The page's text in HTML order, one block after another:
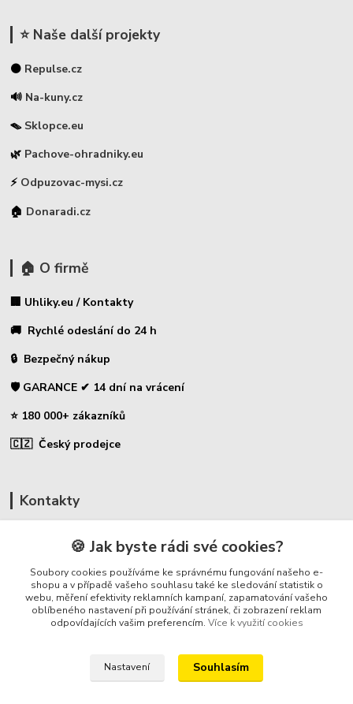
⭐ Naše další projekty
⚫ Repulse.cz
🔊 Na-kuny.cz
🪤 Sklopce.eu
🌿 Pachove-ohradniky.eu
⚡ Odpuzovac-mysi.cz
🏠 Donaradi.cz
🏠 O firmě
🏢 Uhliky.eu / Kontakty
🚚 Rychlé odeslání do 24 h
🔒 Bezpečný nákup
🛡️ GARANCE ✔ 14 dní na vrácení
⭐ 180 000+ zákazníků
🇨🇿 Český prodejce
Kontakty
🛡️ Zákaznická podpora
📞 728 007 997
⏰ Po-Pá - 7:00 - 13:30
info@repulse.cz
🍪 Jak byste rádi své cookies?
Soubory cookies používáme ke správnému fungování našeho e-
shopu a v případě vašeho souhlasu také ke sledování statistik o
webu, měření efektivity reklamních kampaní, zapamatování vašeho
oblíbeného nastavení při používání stránek, či zobrazení reklam
odpovídajících vašim preferencím. Více k využití cookies
Nastavení Souhlasím